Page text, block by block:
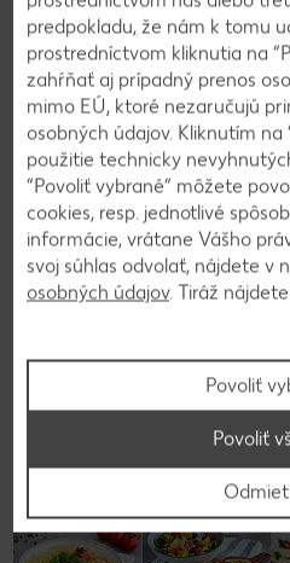
v mikrovlnke (asi 15
bylinkovým syrom, na syr
plátky paradajky a
ementálu na každú
pokvapkáme olivovým
do tvaru wrapu a
dipom ako ľahký obed,
Späť na prehľad
predpokladu, že nám k tomu
prostredníctvom kliknutia na
zahŕňať aj prípadný prenos
mimo EÚ, ktoré nezaručujú
osobných údajov. Kliknutím
použitie technicky
“Povoliť vybrané” môžete
cookies, resp. jednotlivé
informácie, vrátane Vášho
svoj súhlas odvolať, nájdete v
osobných údajov. Tiráž nájdete
Povoliť
Povoliť